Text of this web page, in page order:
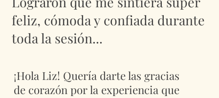
feliz, cómoda y confiada durante
toda la sesión...
¡Hola Liz! Quería darte las gracias
de corazón por la experiencia que